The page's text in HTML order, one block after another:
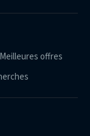
Meilleures offres